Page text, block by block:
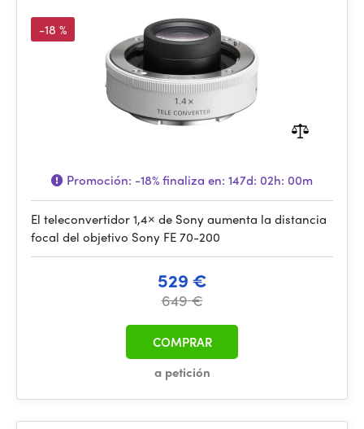
-18 %
Promoción: -18%finaliza en: 147d: 02h: 00m
El teleconvertidor 1,4× de Sony aumenta la distancia
focal del objetivo Sony FE 70-200
529 €
649 €
a petición
COMPRAR